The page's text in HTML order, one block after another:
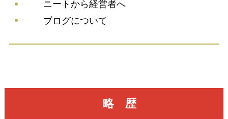
ニートから経営者へ
ブログについて
略 歴